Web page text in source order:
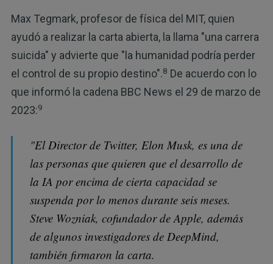
Max Tegmark, profesor de física del MIT, quien
ayudó a realizar la carta abierta, la llama "una carrera
suicida" y advierte que "la humanidad podría perder
el control de su propio destino".8 De acuerdo con lo
que informó la cadena BBC News el 29 de marzo de
2023:9
"El Director de Twitter, Elon Musk, es una de
las personas que quieren que el desarrollo de
la IA por encima de cierta capacidad se
suspenda por lo menos durante seis meses.
Steve Wozniak, cofundador de Apple, además
de algunos investigadores de DeepMind,
también firmaron la carta.